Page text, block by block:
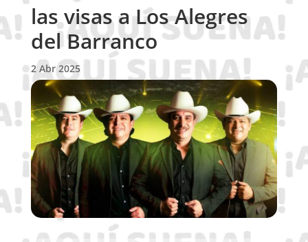
las visas a Los Alegres
del Barranco
2 Abr 2025